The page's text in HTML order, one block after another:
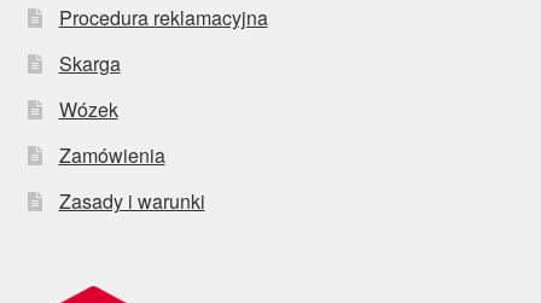
Procedura reklamacyjna
Skarga
Wózek
Zamówienia
Zasady i warunki